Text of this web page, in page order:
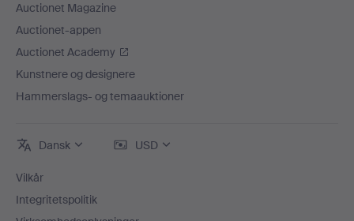
Auctionet Magazine
Auctionet-appen
Auctionet Academy
Kunstnere og designere
Hammerslags- og temaauktioner
Dansk USD
Vilkår
Integritetspolitik